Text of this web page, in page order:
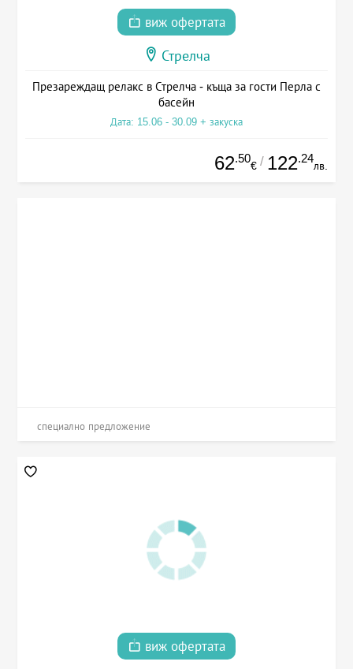
виж офертата
Стрелча
Презареждащ релакс в Стрелча - къща за гости Перла с
басейн
Дата: 15.06 - 30.09 + закуска
62.50
€ / 122.24
лв.
специално предложение
виж офертата